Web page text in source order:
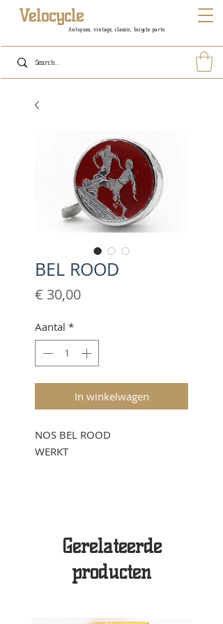
Antiques, vintage, classic, bicycle parts
Velocycle
BEL ROOD
€ 30,00Prijs
Aantal *
In winkelwagen
NOS BEL ROOD
WERKT
Gerelateerde
producten